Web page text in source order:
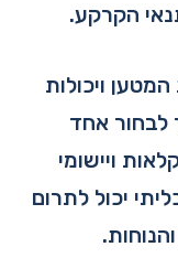
הקרקע.
ויכולות
לבחור אחד
ויישומי
יכול לתרום